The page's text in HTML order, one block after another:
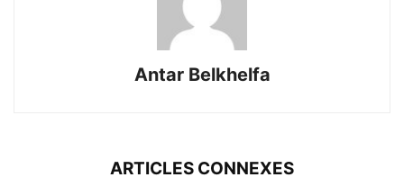
Antar Belkhelfa
ARTICLES CONNEXES